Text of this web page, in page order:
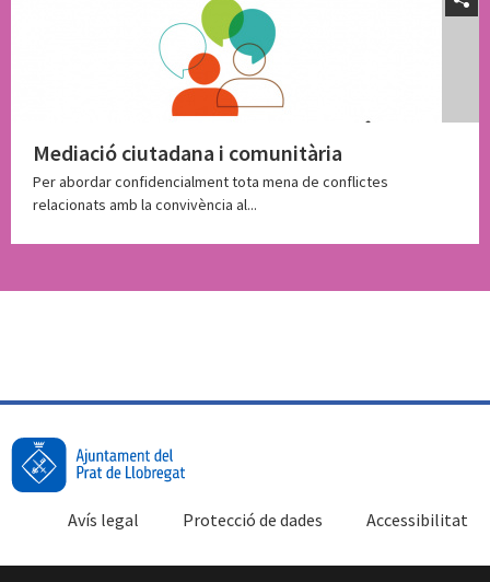
Mediació ciutadana i comunitària
Per abordar confidencialment tota mena de conflictes
relacionats amb la convivència al...
Accessibilitat
Protecció de dades
Avís legal